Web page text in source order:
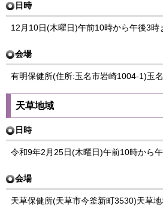
日時
12月10日(木曜日)午前10時から午後3時
会場
有明保健所(住所:玉名市岩崎1004-1)玉
天草地域
日時
令和9年2月25日(木曜日)午前10時から
会場
天草保健所(天草市今釜新町3530)天草